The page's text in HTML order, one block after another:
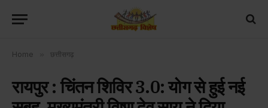
Home छत्तीसगढ़
रायपुर : चिंतन शिविर 3.0: योग से हुई नई